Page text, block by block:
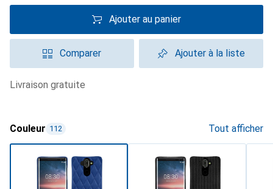
Ajouter au panier
Comparer Ajouter à la liste
livraison gratuite
Couleur 112 Tout afficher